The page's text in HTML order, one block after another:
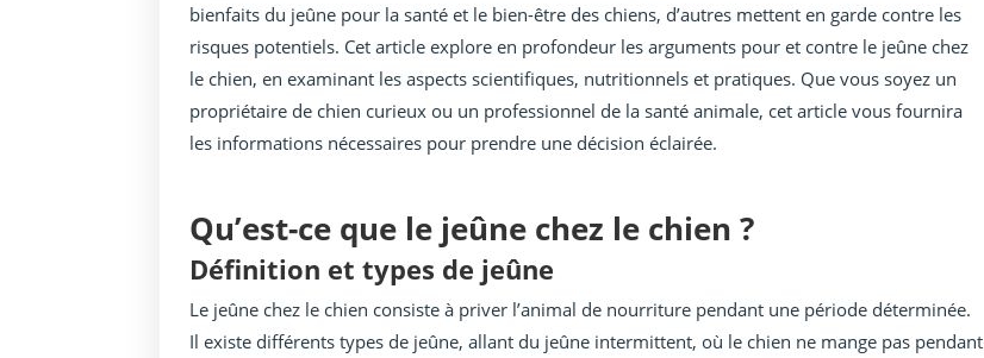
bienfaits du jeûne pour la santé et le bien-être des chiens, d’autres mettent en garde contre les
risques potentiels. Cet article explore en profondeur les arguments pour et contre le jeûne chez
le chien, en examinant les aspects scientifiques, nutritionnels et pratiques. Que vous soyez un
propriétaire de chien curieux ou un professionnel de la santé animale, cet article vous fournira
les informations nécessaires pour prendre une décision éclairée.
Qu’est-ce que le jeûne chez le chien ?
Définition et types de jeûne
Le jeûne chez le chien consiste à priver l’animal de nourriture pendant une période déterminée.
Il existe différents types de jeûne, allant du jeûne intermittent, où le chien ne mange pas pendant